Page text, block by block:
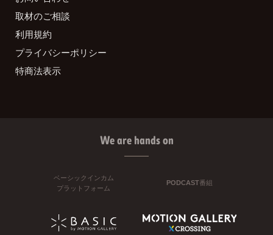
取材のご相談
利用規約
プライバシーポリシー
特商法表示
We are hands on
ベーシックインカム
プラットフォーム
PODCAST番組